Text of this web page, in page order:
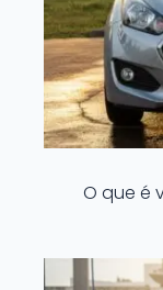
O que é